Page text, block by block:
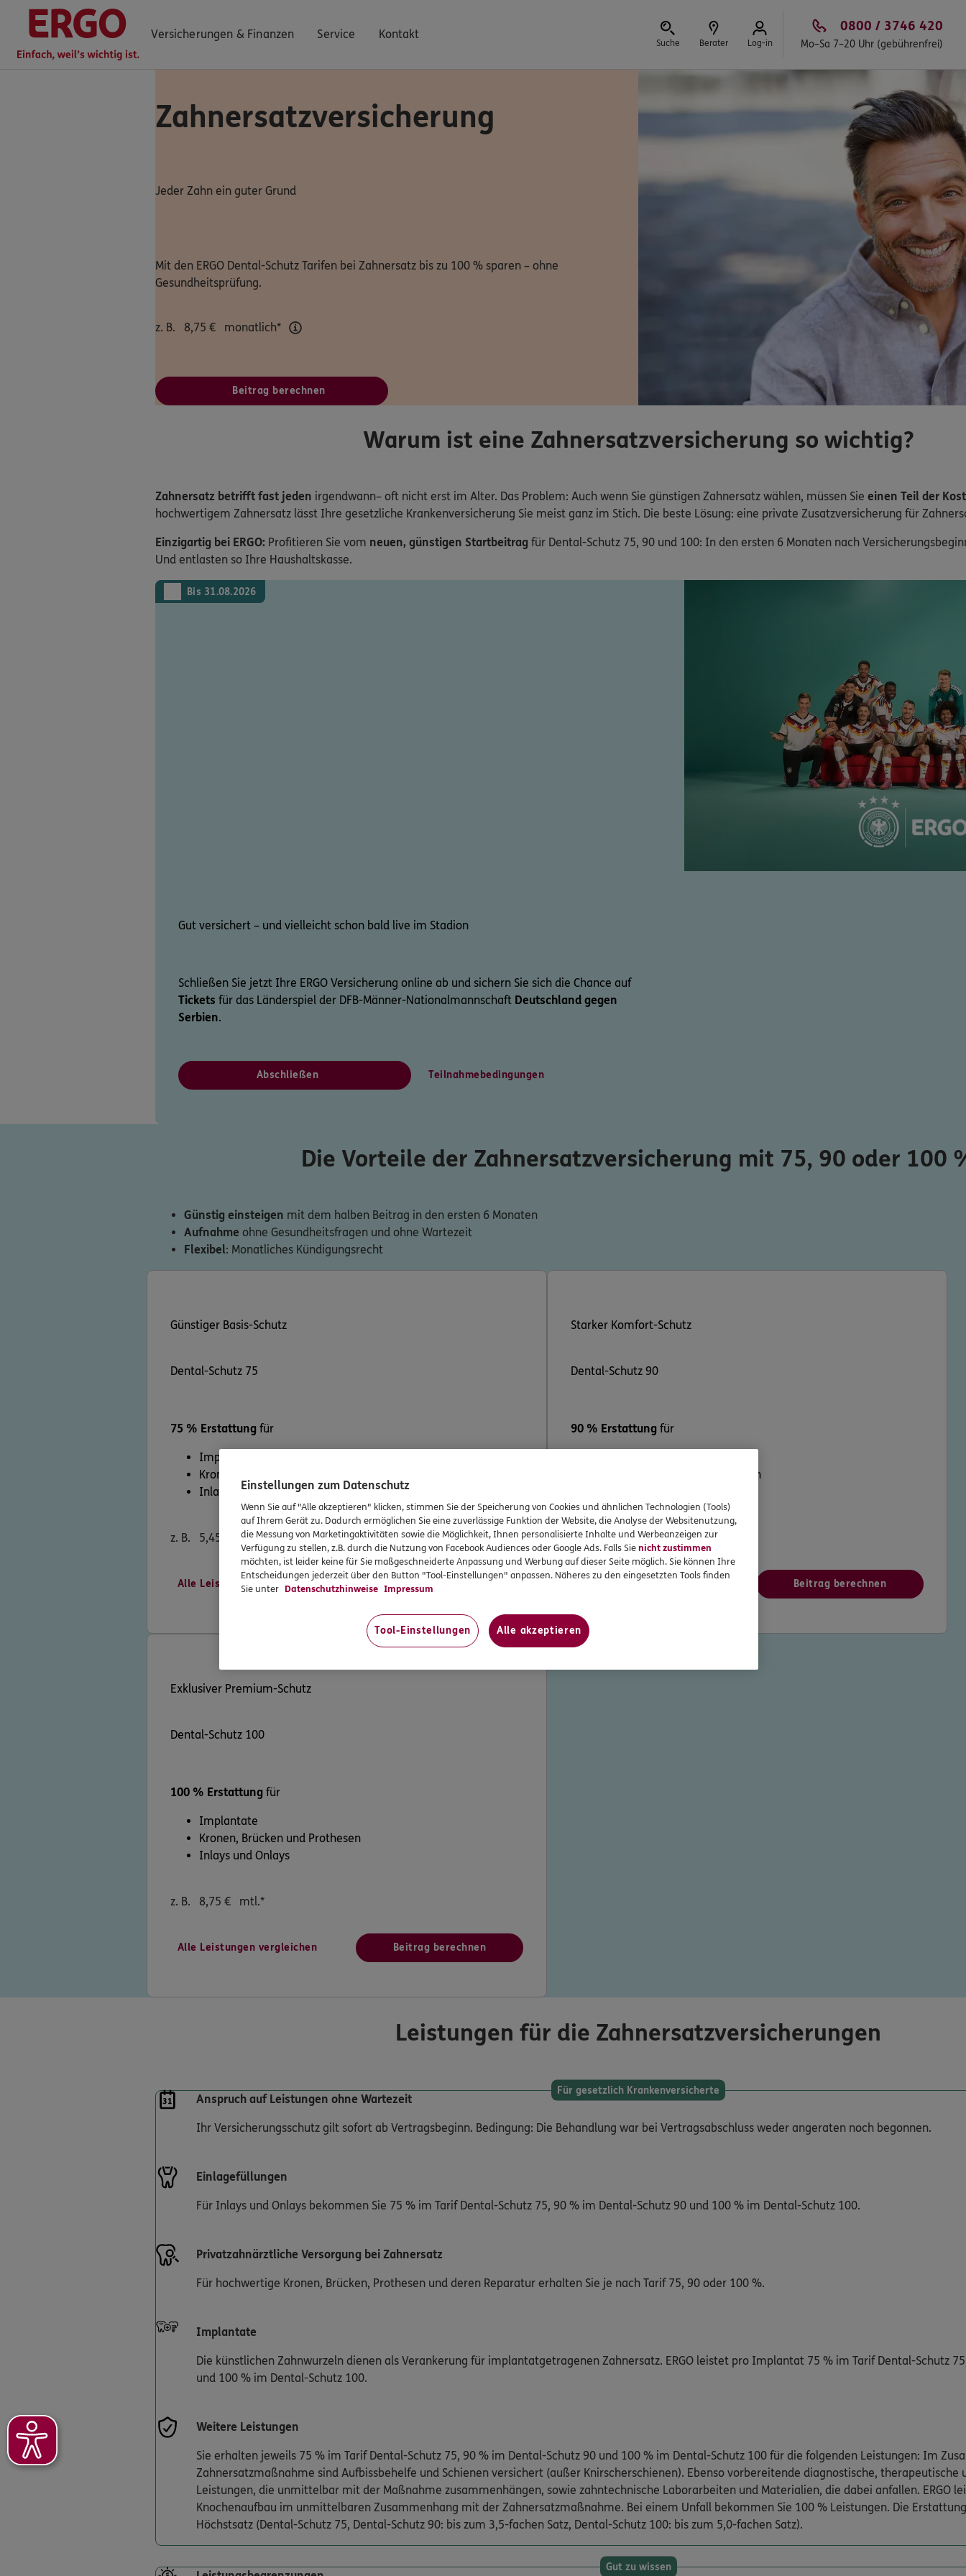
Versicherungen & Finanzen Service Kontakt
Suche Berater Log-in
0800 / 3746 420
Mo–Sa 7–20 Uhr (gebührenfrei)
ERGO Berater finden
Zahnersatzversicherung
Jeder Zahn ein guter Grund
Mit den ERGO Dental-Schutz Tarifen bei Zahnersatz bis zu 100 % sparen – ohne
Gesundheitsprüfung.
z. B. 8,75 € monatlich*
Beitrag berechnen
Warum ist eine Zahnersatzversicherung so wichtig?
Zahnersatz betrifft fast jeden irgendwann– oft nicht erst im Alter. Das Problem: Auch wenn Sie günstigen Zahnersatz wählen, müssen Sie einen Teil der
hochwertigem Zahnersatz lässt Ihre gesetzliche Krankenversicherung Sie meist ganz im Stich. Die beste Lösung: eine private Zusatzversicherung für
Einzigartig bei ERGO: Profitieren Sie vom neuen, günstigen Startbeitrag für Dental-Schutz 75, 90 und 100: In den ersten 6 Monaten nach
Und entlasten so Ihre Haushaltskasse.
Bis 31.08.2026
Gut versichert – und vielleicht schon bald live im Stadion
Schließen Sie jetzt Ihre ERGO Versicherung online ab und sichern Sie sich die Chance auf
Tickets für das Länderspiel der DFB-Männer-Nationalmannschaft Deutschland gegen
Serbien.
Abschließen Teilnahmebedingungen
Die Vorteile der Zahnersatzversicherung mit 75, 90 oder 100
Günstig einsteigen mit dem halben Beitrag in den ersten 6 Monaten
Aufnahme ohne Gesundheitsfragen und ohne Wartezeit
Flexibel: Monatliches Kündigungsrecht
Günstiger Basis-Schutz
Dental-Schutz 75
75 % Erstattung für
Implantate
Kronen, Brücken und Prothesen
Inlays und Onlays
z. B. 5,45 mtl.*
Alle Leistungen vergleichen Beitrag berechnen
Starker Komfort-Schutz
Dental-Schutz 90
90 % Erstattung für
Kronen, Brücken und Prothesen
z. B. 6,90€ mtl.*
Alle Leistungen vergleichen Beitrag berechnen
Exklusiver Premium-Schutz
Dental-Schutz 100
100 % Erstattung für
Implantate
Kronen, Brücken und Prothesen
Inlays und Onlays
z. B. 8,75 € mtl.*
Alle Leistungen vergleichen Beitrag berechnen
Leistungen für die Zahnersatzversicherungen
Für gesetzlich Krankenversicherte
Anspruch auf Leistungen ohne Wartezeit
Ihr Versicherungsschutz gilt sofort ab Vertragsbeginn. Bedingung: Die Behandlung war bei Vertragsabschluss weder angeraten noch begonnen.
Einlagefüllungen
Für Inlays und Onlays bekommen Sie 75 % im Tarif Dental-Schutz 75, 90 % im Dental-Schutz 90 und 100 % im Dental-Schutz 100.
Privatzahnärztliche Versorgung bei Zahnersatz
Für hochwertige Kronen, Brücken, Prothesen und deren Reparatur erhalten Sie je nach Tarif 75, 90 oder 100 %.
Implantate
Die künstlichen Zahnwurzeln dienen als Verankerung für implantatgetragenen Zahnersatz. ERGO leistet pro Implantat 75 % im Tarif Dental-Schutz
und 100 % im Dental-Schutz 100.
Weitere Leistungen
Sie erhalten jeweils 75 % im Tarif Dental-Schutz 75, 90 % im Dental-Schutz 90 und 100 % im Dental-Schutz 100 für die folgenden Leistungen: Im
Zahnersatzmaßnahme sind Aufbissbehelfe und Schienen versichert (außer Knirscherschienen). Ebenso vorbereitende diagnostische, therapeutische
Leistungen, die unmittelbar mit der Maßnahme zusammenhängen, sowie zahntechnische Laborarbeiten und Materialien, die dabei anfallen. ERGO
Knochenaufbau im unmittelbaren Zusammenhang mit der Zahnersatzmaßnahme. Bei einem Unfall bekommen Sie 100 % Leistungen. Die
Höchstsatz (Dental-Schutz 75, Dental-Schutz 90: bis zum 3,5-fachen Satz, Dental-Schutz 100: bis zum 5,0-fachen Satz).
Gut zu wissen
Einstellungen zum Datenschutz
Wenn Sie auf "Alle akzeptieren" klicken, stimmen Sie der Speicherung von Cookies und ähnlichen Technologien (Tools)
auf Ihrem Gerät zu. Dadurch ermöglichen Sie eine zuverlässige Funktion der Website, die Analyse der Websitenutzung,
die Messung von Marketingaktivitäten sowie die Möglichkeit, Ihnen personalisierte Inhalte und Werbeanzeigen zur
Verfügung zu stellen, z.B. durch die Nutzung von Facebook Audiences oder Google Ads. Falls Sienicht zustimmen
möchten, ist leider keine für Sie maßgeschneiderte Anpassung und Werbung auf dieser Seite möglich. Sie können Ihre
Entscheidungen jederzeit über den Button "Tool-Einstellungen" anpassen. Näheres zu den eingesetzten Tools finden
Sie unter Datenschutzhinweise Impressum
Tool-Einstellungen Alle akzeptieren